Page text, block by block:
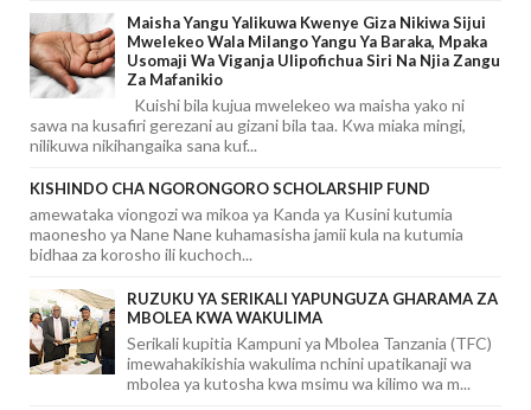
Maisha Yangu Yalikuwa Kwenye Giza Nikiwa Sijui
Mwelekeo Wala Milango Yangu Ya Baraka, Mpaka
Usomaji Wa Viganja Ulipofichua Siri Na Njia Zangu
Za Mafanikio
Kuishi bila kujua mwelekeo wa maisha yako ni
sawa na kusafiri gerezani au gizani bila taa. Kwa miaka mingi,
nilikuwa nikihangaika sana kuf...
KISHINDO CHA NGORONGORO SCHOLARSHIP FUND
amewataka viongozi wa mikoa ya Kanda ya Kusini kutumia
maonesho ya Nane Nane kuhamasisha jamii kula na kutumia
bidhaa za korosho ili kuchoch...
RUZUKU YA SERIKALI YAPUNGUZA GHARAMA ZA
MBOLEA KWA WAKULIMA
Serikali kupitia Kampuni ya Mbolea Tanzania (TFC)
imewahakikishia wakulima nchini upatikanaji wa
mbolea ya kutosha kwa msimu wa kilimo wa m...